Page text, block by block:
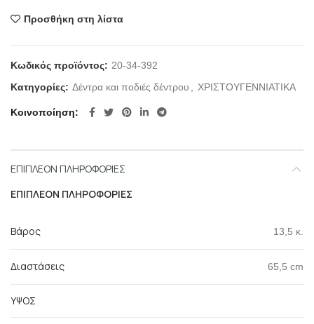
Προσθήκη στη λίστα
Κωδικός προϊόντος: 20-34-392
Κατηγορίες: Δέντρα και ποδιές δέντρου ΧΡΙΣΤΟΥΓΕΝΝΙΑΤΙΚΑ
Κοινοποίηση
ΕΠΙΠΛΈΟΝ ΠΛΗΡΟΦΟΡΊΕΣ
ΕΠΙΠΛΈΟΝ ΠΛΗΡΟΦΟΡΊΕΣ
Βάρος 13,5 κ.
Διαστάσεις 65,5 cm
ΥΨΟΣ